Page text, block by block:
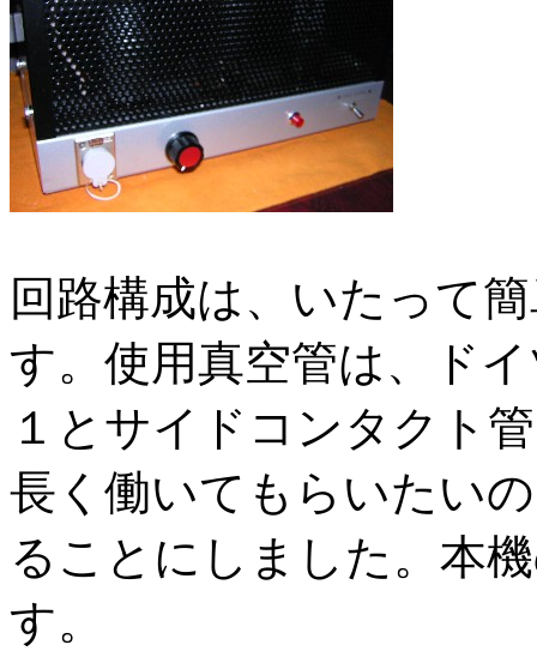
回路構成は、いたって
す。使用真空管は、ド
１とサイドコンタクト
長く働いてもらいたい
ることにしました。本
す。